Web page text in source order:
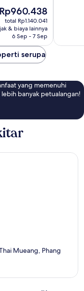
Harga
sekarang
Rp960.438
total Rp1.140.041
& biaya lainnya
6 Sep - 7 Sep
serupa
yang memenuhi
banyak petualangan!
Mueang, Phang